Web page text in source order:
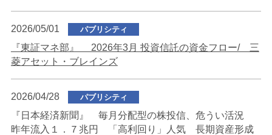
2026/05/01 パブリシティ
『東証マネ部』 2026年3月 投資信託の資金フロー/ 三
菱アセット・ブレインズ
2026/04/28 パブリシティ
『日本経済新聞』 毎月分配型の株投信、危うい活況
昨年流入１．７兆円 「高利回り」人気 長期資産形成